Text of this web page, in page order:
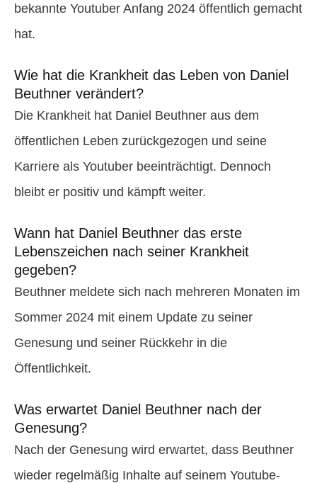
bekannte Youtuber Anfang 2024 öffentlich gemacht
hat.
Wie hat die Krankheit das Leben von Daniel
Beuthner verändert?
Die Krankheit hat Daniel Beuthner aus dem
öffentlichen Leben zurückgezogen und seine
Karriere als Youtuber beeinträchtigt. Dennoch
bleibt er positiv und kämpft weiter.
Wann hat Daniel Beuthner das erste
Lebenszeichen nach seiner Krankheit
gegeben?
Beuthner meldete sich nach mehreren Monaten im
Sommer 2024 mit einem Update zu seiner
Genesung und seiner Rückkehr in die
Öffentlichkeit.
Was erwartet Daniel Beuthner nach der
Genesung?
Nach der Genesung wird erwartet, dass Beuthner
wieder regelmäßig Inhalte auf seinem Youtube-